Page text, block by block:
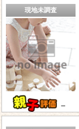
現地未調査
－